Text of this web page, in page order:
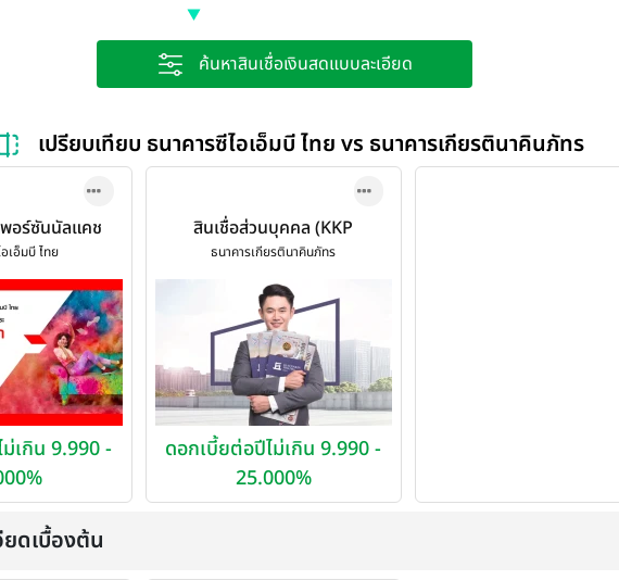
ค้นหาสินเชื่อเงินสดแบบละเอียด
เปรียบเทียบ ธนาคารซีไอเอ็มบี ไทย vs ธนาคารเกียรตินาคินภัทร
อร์ซันนัลแคช
เอ็มบี ไทย
เกิน 9.990 -
สินเชื่อส่วนบุคคล (KKP
Personal Loan)
ธนาคารเกียรตินาคินภัทร
ดอกเบี้ยต่อปีไม่เกิน 9.990 -
25.000%
ยดเบื้องต้น